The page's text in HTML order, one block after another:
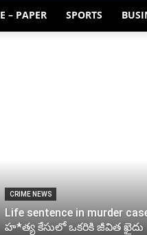
E – PAPER SPORTS
CRIME NEWS
Life sentence in murder
హ*త్య కేసులో ఒకరికి జీవిత ఖైదు